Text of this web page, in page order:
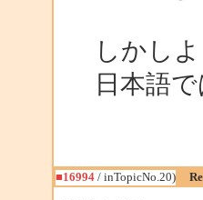
しかし
日本語
■16994/ inTopicNo.20)